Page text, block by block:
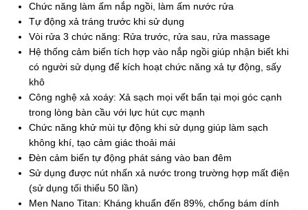
Chức năng làm ấm nắp ngồi, làm ấm nước rửa
Tự động xả tráng trước khi sử dụng
Vòi rửa 3 chức năng: Rửa trước, rửa sau, rửa massage
Hệ thống cảm biến tích hợp vào nắp ngồi giúp nhận biết khi
có người sử dụng để kích hoạt chức năng xả tự động, sấy
khô
Công nghệ xả xoáy: Xả sạch mọi vết bẩn tại mọi góc cạnh
trong lòng bàn cầu với lực hút cực mạnh
Chức năng khử mùi tự động khi sử dụng giúp làm sạch
không khí, tạo cảm giác thoải mái
Đèn cảm biến tự động phát sáng vào ban đêm
Sử dụng được nút nhấn xả nước trong trường hợp mất điện
(sử dụng tối thiểu 50 lần)
Men Nano Titan: Kháng khuẩn đến 89%, chống bám dính